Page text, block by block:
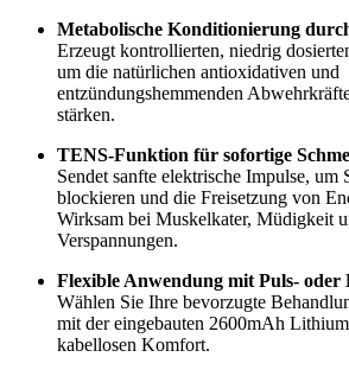
Metabolische Konditionierung
Erzeugt kontrollierten, niedrig
um die natürlichen antioxidativen und
entzündungshemmenden
stärken.
TENS-Funktion für sofortige
Sendet sanfte elektrische Impulse, um
blockieren und die Freisetzung von
Wirksam bei Muskelkater, Müdigkeit
Verspannungen.
Flexible Anwendung mit Puls- oder
Wählen Sie Ihre bevorzugte
mit der eingebauten 2600mAh
kabellosen Komfort.